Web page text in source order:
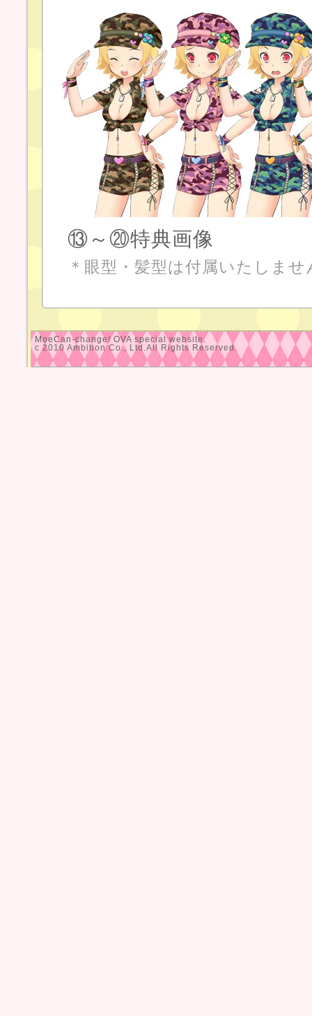
⑬～⑳特典画像
＊眼型・髪型は付属いたしませ
MoeCan-change! OVA special website.
c 2010 Ambition Co., Ltd.All Rights Reserved.